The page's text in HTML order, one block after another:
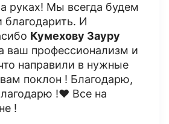
руках! Мы всегда будем
благодарить. И
Кумехову Зауру
ваш профессионализм и
направили в нужные
поклон ! Благодарю,
!❤️ Все на
!